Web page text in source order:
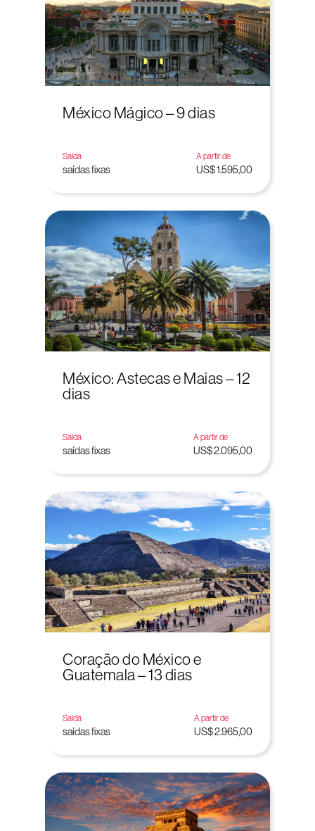
México Mágico – 9 dias
Saída
saídas fixas
A partir de
US$ 1.595,00
México: Astecas e Maias – 12
dias
Saída
saídas fixas
A partir de
US$ 2.095,00
Coração do México e
Guatemala – 13 dias
Saída
saídas fixas
A partir de
US$ 2.965,00